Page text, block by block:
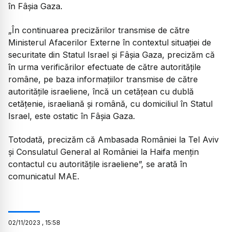
în Fâșia Gaza.
„În continuarea precizărilor transmise de către
Ministerul Afacerilor Externe în contextul situației de
securitate din Statul Israel și Fâșia Gaza, precizăm că
în urma verificărilor efectuate de către autoritățile
române, pe baza informațiilor transmise de către
autoritățile israeliene, încă un cetățean cu dublă
cetățenie, israeliană și română, cu domiciliul în Statul
Israel, este ostatic în Fâșia Gaza.
Totodată, precizăm că Ambasada României la Tel Aviv
și Consulatul General al României la Haifa mențin
contactul cu autoritățile israeliene”, se arată în
comunicatul MAE.
02/11/2023 , 15:58